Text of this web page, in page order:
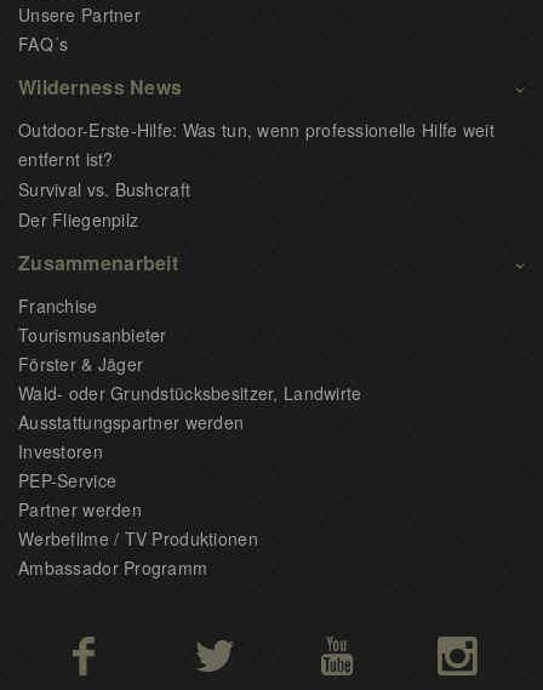
Unsere Partner
FAQ´s
Wilderness News
Outdoor-Erste-Hilfe: Was tun, wenn professionelle Hilfe weit
entfernt ist?
Survival vs. Bushcraft
Der Fliegenpilz
Zusammenarbeit
Franchise
Tourismusanbieter
Förster & Jäger
Wald- oder Grundstücksbesitzer, Landwirte
Ausstattungspartner werden
Investoren
PEP-Service
Partner werden
Werbefilme / TV Produktionen
Ambassador Programm